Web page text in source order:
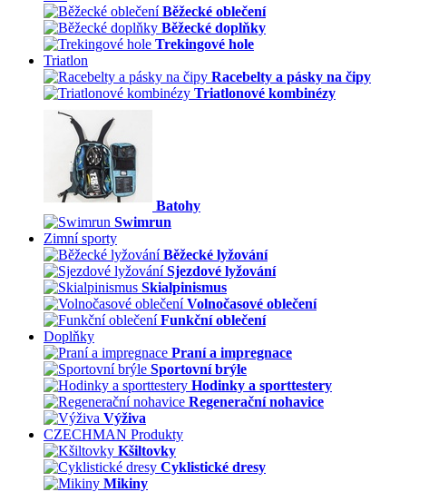
Běžecké oblečení
Běžecké doplňky
Trekingové hole
Triatlon
Racebelty a pásky na čipy
Triatlonové kombinézy
Batohy
Swimrun
Zimní sporty
Běžecké lyžování
Sjezdové lyžování
Skialpinismus
Volnočasové oblečení
Funkční oblečení
Doplňky
Praní a impregnace
Sportovní brýle
Hodinky a sporttestery
Regenerační nohavice
Výživa
CZECHMAN Produkty
Kšiltovky
Cyklistické dresy
Mikiny